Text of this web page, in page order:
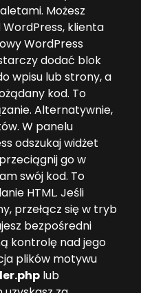
Możesz
klienta
WordPress
dodać blok
wpisu lub strony, a
kod. To
Alternatywnie,
W panelu
odszukaj widżet
go w
swój kod. To
HTML. Jeśli
przełącz się w tryb
bezpośredni
kontrolę nad jego
plików motywu
lub